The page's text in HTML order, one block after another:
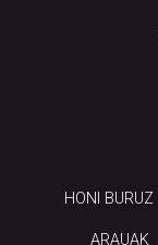
HONI BURUZ
ARAUAK